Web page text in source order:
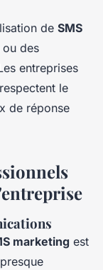
de SMS
des
entreprises
le
de réponse
marketing est